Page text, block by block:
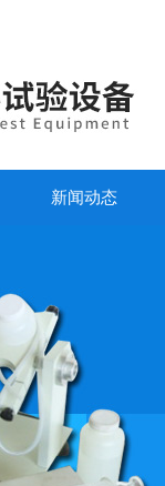
新闻动态